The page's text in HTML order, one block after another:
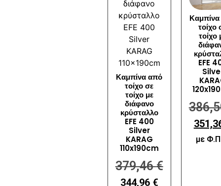
Καμπίνα από
τοίχο σε
τοίχο με
διάφανο
κρύσταλλο
EFE 400
Silver
KARAG
110x190cm
379,46€
344,96 €
τοίχο
τοίχο
EFE
με